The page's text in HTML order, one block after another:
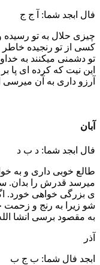
فال ابجد شما: آ ج ج
چیزی حلال به تو
کسی از تو رنجیده خاطر
تو دشمنی میکنند به
این نیت که کرده ای پا
آرزو داری به آن میرسی
آبان
فال ابجد شما: د ب د
طالع خوبی داری و به
میرسد قدرش را بدان.
ی بزرگی خواهی خورد.
شو زیرا به رنج و زحمت
به مقصود برسی انشا
آذر
ابجد فال شما: ب ج ب